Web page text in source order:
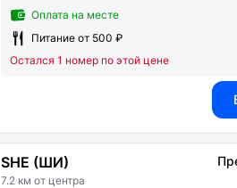
Оплата на месте
Питание от 500 ₽
Остался 1 номер по этой цене
SHE (ШИ)
7.2 км от центра